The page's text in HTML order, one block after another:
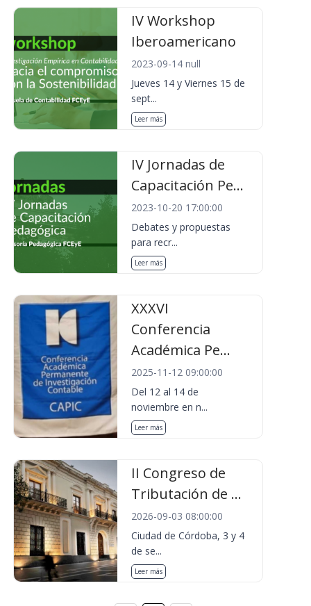
IV Workshop
Iberoamericano
2023-09-14 null
Jueves 14 y Viernes 15 de
sept...
Leer más
IV Jornadas de
Capacitación Pe...
2023-10-20 17:00:00
Debates y propuestas
para recr...
Leer más
XXXVI
Conferencia
Académica Pe...
2025-11-12 09:00:00
Del 12 al 14 de
noviembre en n...
Leer más
II Congreso de
Tributación de ...
2026-09-03 08:00:00
Ciudad de Córdoba, 3 y 4
de se...
Leer más